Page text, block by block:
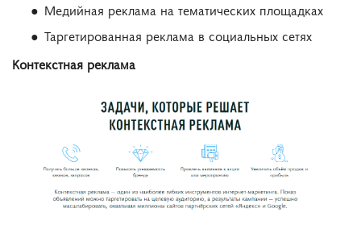
Медийная реклама на тематических площадках
Таргетированная реклама в социальных сетях
Контекстная реклама